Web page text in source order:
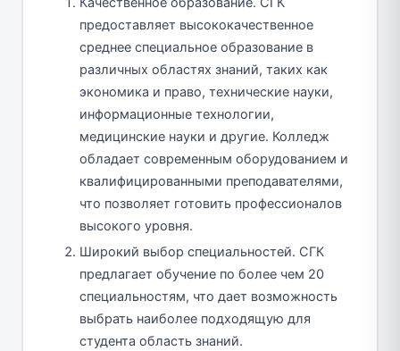
предоставляет высококачественное
среднее специальное образование в
различных областях знаний, таких как
экономика и право, технические науки,
информационные технологии,
медицинские науки и другие. Колледж
обладает современным оборудованием и
квалифицированными преподавателями,
что позволяет готовить профессионалов
высокого уровня.
Широкий выбор специальностей. СГК
предлагает обучение по более чем 20
специальностям, что дает возможность
выбрать наиболее подходящую для
студента область знаний.